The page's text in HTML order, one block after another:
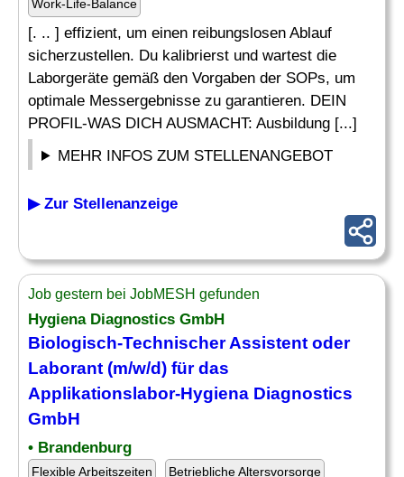
Work-Life-Balance
[. .. ] effizient, um einen reibungslosen Ablauf
sicherzustellen. Du kalibrierst und wartest die
Laborgeräte gemäß den Vorgaben der SOPs, um
optimale Messergebnisse zu garantieren. DEIN
PROFIL-WAS DICH AUSMACHT: Ausbildung [...]
MEHR INFOS ZUM STELLENANGEBOT
▶ Zur Stellenanzeige
Job gestern bei JobMESH gefunden
Hygiena Diagnostics GmbH
Biologisch-TechnischerAssistent oder
Laborant (m/w/d) für das
Applikationslabor-Hygiena Diagnostics
GmbH
• Brandenburg
Flexible Arbeitszeiten Betriebliche Altersvorsorge